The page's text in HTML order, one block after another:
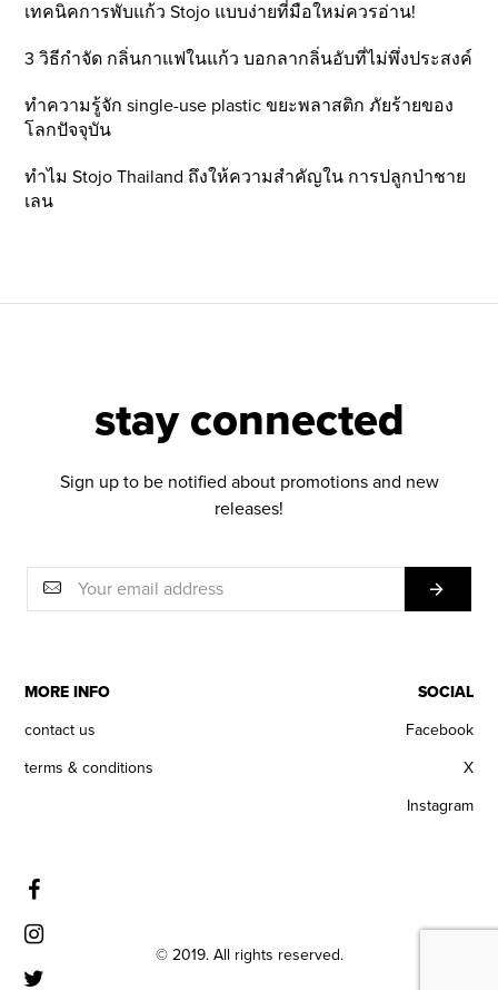
เทคนิคการพับแก้ว Stojo แบบง่ายที่มือใหม่ควรอ่าน!
3 วิธีกำจัด กลิ่นกาแฟในแก้ว บอกลากลิ่นอับที่ไม่พึ่งประสงค์
ทำความรู้จัก single-use plastic ขยะพลาสติก ภัยร้ายของ
โลกปัจจุบัน
ทำไม Stojo Thailand ถึงให้ความสำคัญใน การปลูกป่าชาย
เลน
stay connected
Sign up to be notified about promotions and new
releases!
MORE INFO
contact us
terms & conditions
SOCIAL
Facebook
X
Instagram
© 2019. All rights reserved.